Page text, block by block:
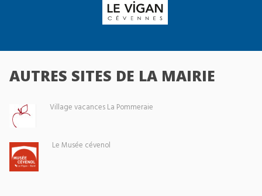
AUTRES SITES DE LA MAIRIE
Village vacances La Pommeraie
Le Musée cévenol